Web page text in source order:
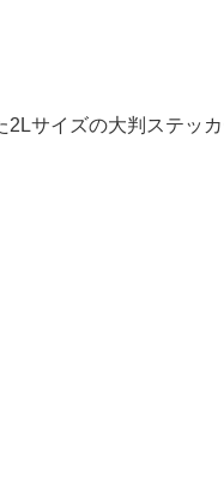
サイズの大判ステッカ